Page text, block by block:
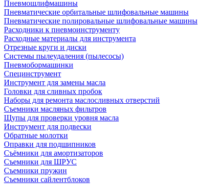
Пневмошлифмашины
Пневматические орбитальные шлифовальные машины
Пневматические полировальные шлифовальные машины
Расходники к пневмоинструменту
Расходные материалы для инструмента
Отрезные круги и диски
Системы пылеудаления (пылесосы)
Пневмобормашинки
Специнструмент
Инструмент для замены масла
Головки для сливных пробок
Наборы для ремонта маслосливных отверстий
Съемники масляных фильтров
Щупы для проверки уровня масла
Инструмент для подвески
Обратные молотки
Оправки для подшипников
Съёмники для амортизаторов
Съемники для ШРУС
Съемники пружин
Съемники сайлентблоков